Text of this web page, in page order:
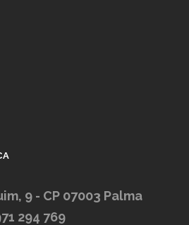
9 - CP 07003 Palma
294 769